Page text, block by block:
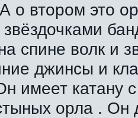
о втором это
спине волк и
джинсы и
имеет катану
орла . Он